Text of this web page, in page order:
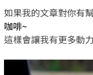
如果我的文章對你有
咖啡~
這樣會讓我有更多動